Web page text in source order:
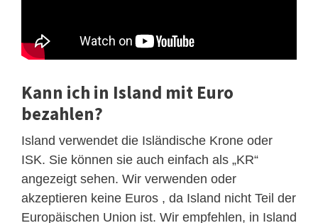
Kann ich in Island mit Euro
bezahlen?
Island verwendet die Isländische Krone oder
ISK. Sie können sie auch einfach als „KR“
angezeigt sehen. Wir verwenden oder
akzeptieren keine Euros , da Island nicht Teil der
Europäischen Union ist. Wir empfehlen, in Island